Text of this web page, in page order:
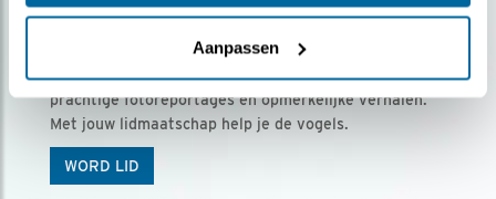
Aanpassen
Ontvang 5 x Vogels voor € 36,00 per jaar
Vogels is het tijdschrift voor onze leden, met
prachtige fotoreportages en opmerkelijke verhalen.
Met jouw lidmaatschap help je de vogels.
WORD LID